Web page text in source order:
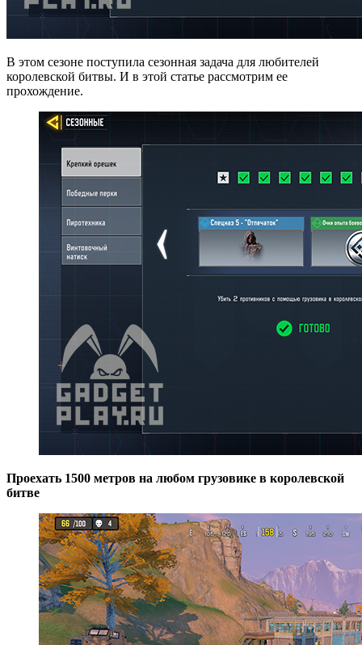
В этом сезоне поступила сезонная задача для любителей
королевской битвы. И в этой статье рассмотрим ее
прохождение.
Проехать 1500 метров на любом грузовике в королевской
битве